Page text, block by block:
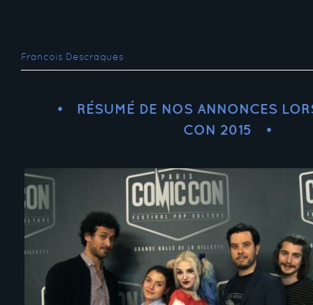
Francois Descraques
RÉSUMÉ DE NOS ANNONCES
CON 2015